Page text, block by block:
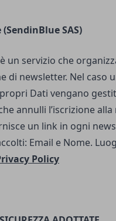
(SendinBlue SAS)
un servizio che
di newsletter. Nel caso
Dati vengano
annulli l’iscrizione
un link in ogni
Email e Nome.
Policy